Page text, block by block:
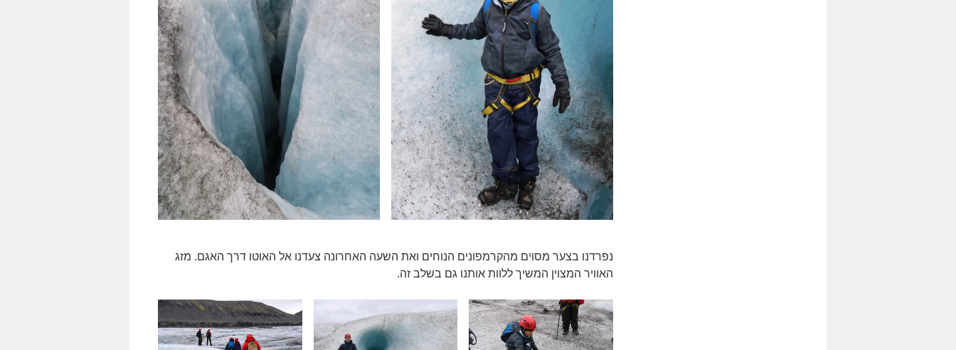
נפרדנו בצער מסוים מהקרמפונים הנוחים ואת השעה האחרונה צעדנו אל האוטו דרך האגם. מזג
האוויר המצוין המשיך ללוות אותנו גם בשלב זה.